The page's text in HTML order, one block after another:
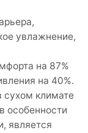
увлажнение,
на 87%
на 40%.
климате
особенности
является